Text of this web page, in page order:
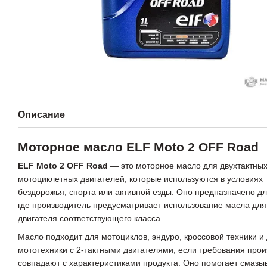
Описание
Моторное масло ELF Moto 2 OFF Road
ELF Moto 2 OFF Road — это моторное масло для двухтактных
мотоциклетных двигателей, которые используются в условиях
бездорожья, спорта или активной езды. Оно предназначено
где производитель предусматривает использование масла для
двигателя соответствующего класса.
Масло подходит для мотоциклов, эндуро, кроссовой техники и
мототехники с 2-тактными двигателями, если требования
совпадают с характеристиками продукта. Оно помогает